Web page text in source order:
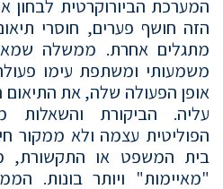
המערכת הביורוקרטית
הזה חושף פערים, חוסרי
מתגלים אחרת. ממשלה
משמעותי ומשתפת עימו
אופן הפעולה שלה, את התיאום
עליה. הביקורת והשאלות
הפוליטית עצמה ולא ממקור
בית המשפט או התקשורת,
"מאיימות" ויותר בונות.